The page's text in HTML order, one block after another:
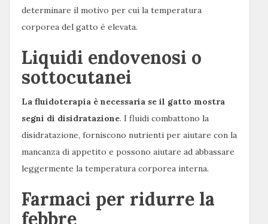
determinare il motivo per cui la temperatura
corporea del gatto è elevata.
Liquidi endovenosi o
sottocutanei
La fluidoterapia è necessaria se il gatto mostra
segni di disidratazione. I fluidi combattono la
disidratazione, forniscono nutrienti per aiutare con la
mancanza di appetito e possono aiutare ad abbassare
leggermente la temperatura corporea interna.
Farmaci per ridurre la
febbre